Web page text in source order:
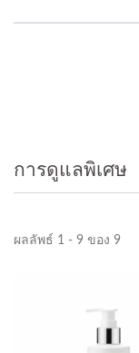
การดูแลพิเศษ
ผลลัพธ์ 1 - 9 ของ 9